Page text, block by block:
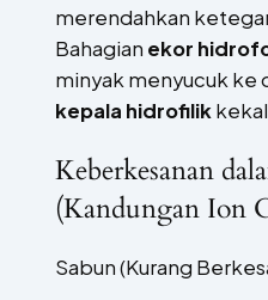
merendahkan
Bahagian ekor
minyak menyucuk ke
kepala hidrofilikkekal
Keberkesanan
(Kandungan Ion
Sabun (Kurang